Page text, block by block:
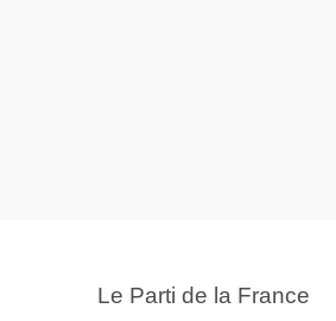
Le Parti de la France